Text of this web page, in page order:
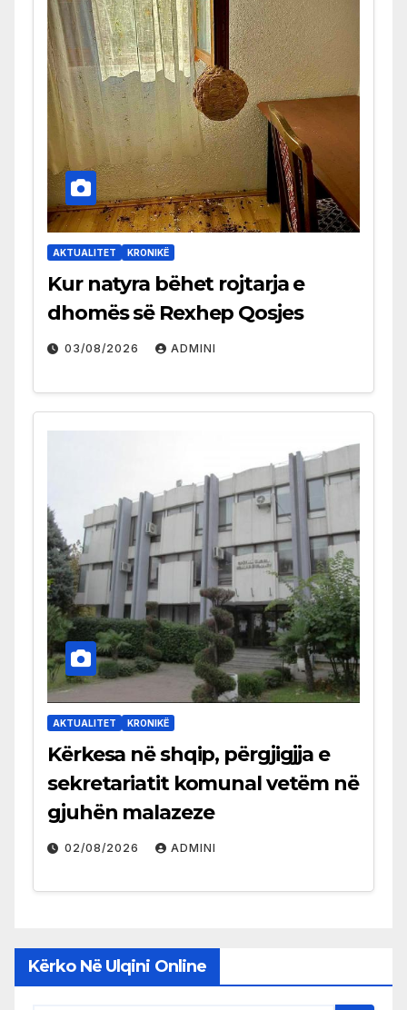
AKTUALITET KRONIKË
Kur natyra bëhet rojtarja e
dhomës së Rexhep Qosjes
03/08/2026 ADMINI
AKTUALITET KRONIKË
Kërkesa në shqip, përgjigjja e
sekretariatit komunal vetëm në
gjuhën malazeze
02/08/2026 ADMINI
Kërko Në Ulqini Online